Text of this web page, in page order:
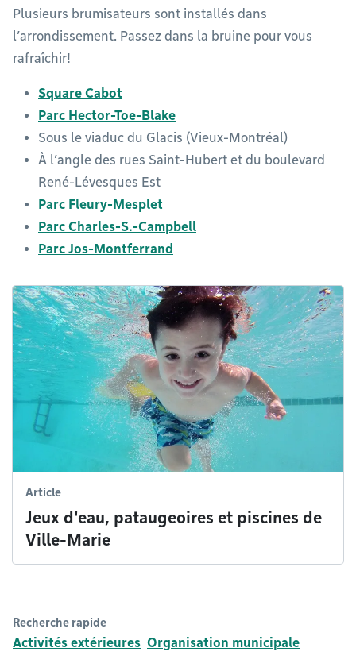
Plusieurs brumisateurs sont installés dans
l’arrondissement. Passez dans la bruine pour vous
rafraîchir!
Square Cabot
Parc Hector-Toe-Blake
Sous le viaduc du Glacis (Vieux-Montréal)
À l’angle des rues Saint-Hubert et du boulevard
René-Lévesques Est
Parc Fleury-Mesplet
Parc Charles-S.-Campbell
Parc Jos-Montferrand
Article
Jeux d'eau, pataugeoires et piscines de
Ville-Marie
Recherche rapide
Activités extérieures Organisation municipale